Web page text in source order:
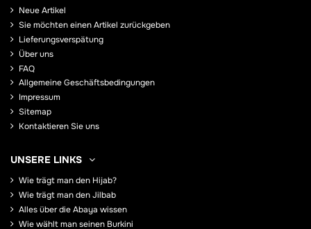
Neue Artikel
Sie möchten einen Artikel zurückgeben
Lieferungsverspätung
Über uns
FAQ
Allgemeine Geschäftsbedingungen
Impressum
Sitemap
Kontaktieren Sie uns
UNSERE LINKS
Wie trägt man den Hijab?
Wie trägt man den Jilbab
Alles über die Abaya wissen
Wie wählt man seinen Burkini